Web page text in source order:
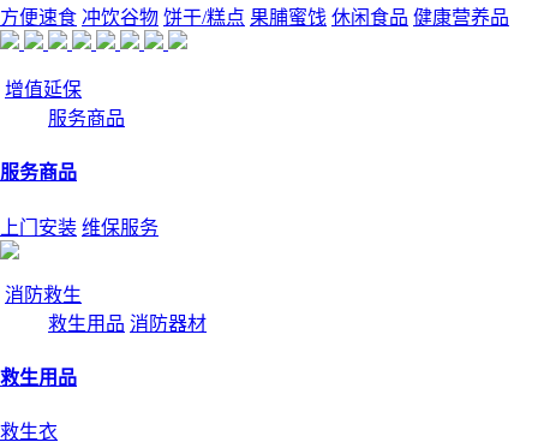
方便速食 冲饮谷物 饼干/糕点 果脯蜜饯 休闲食品 健康营养品
增值延保
服务商品
服务商品
上门安装 维保服务
消防救生
救生用品 消防器材
救生用品
救生衣